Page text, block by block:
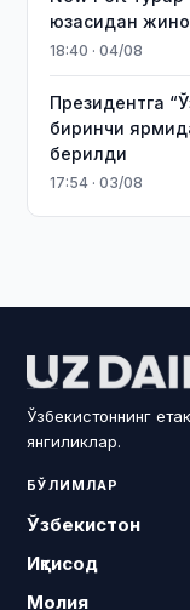
юзасидан
18:40 · 04/08
Президентга
биринчи
берилди
17:54 · 03/08
Ўзбекистоннинг
янгиликлар.
БЎЛИМЛАР
Ўзбекистон
Иқтисод
Молия